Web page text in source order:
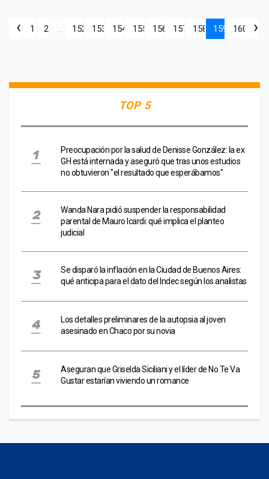
‹ 1 2 ... 152 153 154 155 156 157 158 159 160 ›
TOP 5
Preocupación por la salud de Denisse González: la ex
GH está internada y aseguró que tras unos estudios
no obtuvieron "el resultado que esperábamos"
Wanda Nara pidió suspender la responsabilidad
parental de Mauro Icardi: qué implica el planteo
judicial
Se disparó la inflación en la Ciudad de Buenos Aires:
qué anticipa para el dato del Indec según los analistas
Los detalles preliminares de la autopsia al joven
asesinado en Chaco por su novia
Aseguran que Griselda Siciliani y el líder de No Te Va
Gustar estarían viviendo un romance